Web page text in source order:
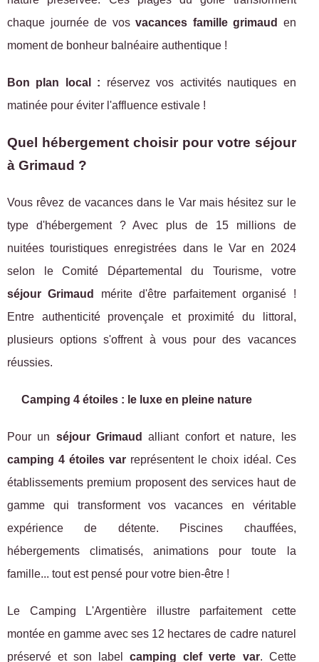
chaque journée de vosvacances famille grimaud
en
moment de bonheur balnéaire authentique !
Bon plan local : réservez vos activités nautiques en
matinée pour éviter l'affluence estivale !
Quel hébergement choisir pour votre séjour
à Grimaud ?
Vous rêvez de vacances dans le Var mais hésitez sur le
type d'hébergement ? Avec plus de 15 millions de
nuitées touristiques enregistrées dans le Var en 2024
selon le Comité Départemental du Tourisme, votre
séjour Grimaud
mérite d'être parfaitement organisé !
Entre authenticité provençale et proximité du littoral,
plusieurs options s'offrent à vous pour des vacances
réussies.
Camping 4 étoiles : le luxe en pleine nature
Pour un séjour Grimaud
alliant confort et nature, les
camping 4 étoiles var représentent le choix idéal. Ces
établissements premium proposent des services haut de
gamme qui transforment vos vacances en véritable
expérience de détente. Piscines chauffées,
hébergements climatisés, animations pour toute la
famille... tout est pensé pour votre bien-être !
Le Camping L'Argentière illustre parfaitement cette
montée en gamme avec ses 12 hectares de cadre naturel
préservé et son labelcamping clef verte var. Cette